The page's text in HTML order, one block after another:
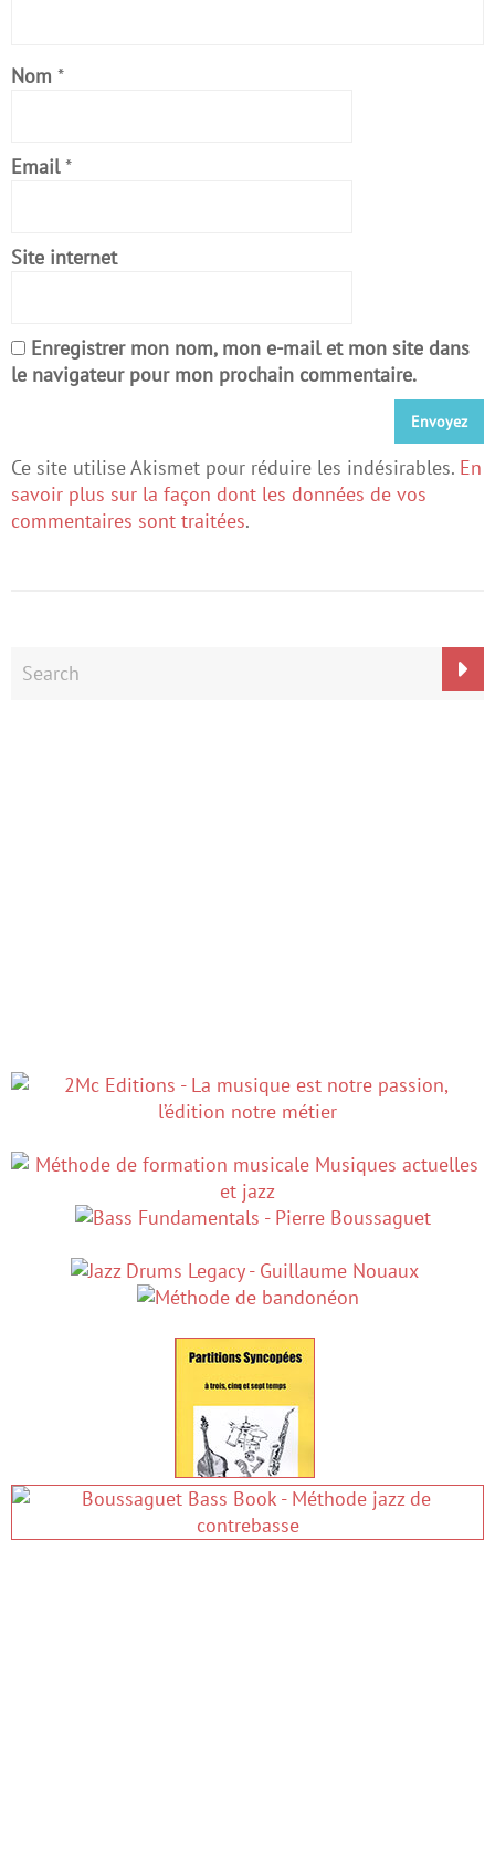
Nom *
Email *
Site internet
Enregistrer mon nom, mon e-mail et mon site dans
le navigateur pour mon prochain commentaire.
Ce site utilise Akismet pour réduire les indésirables. En
savoir plus sur la façon dont les données de vos
commentaires sont traitées.